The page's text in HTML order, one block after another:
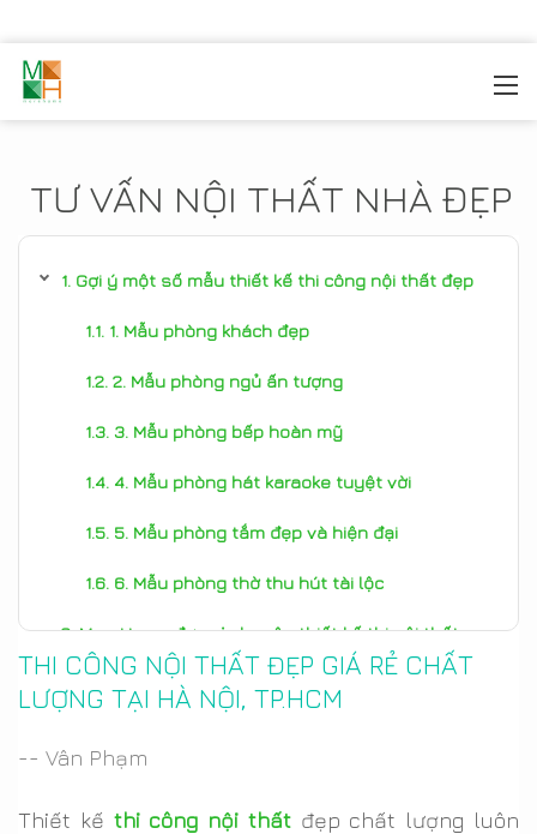
TƯ VẤN NỘI THẤT NHÀ ĐẸP
Gợi ý một số mẫu thiết kế thi công nội thất đẹp
1. Mẫu phòng khách đẹp
2. Mẫu phòng ngủ ấn tượng
3. Mẫu phòng bếp hoàn mỹ
4. Mẫu phòng hát karaoke tuyệt vời
5. Mẫu phòng tắm đẹp và hiện đại
6. Mẫu phòng thờ thu hút tài lộc
MoreHome đơn vị chuyên thiết kế thi nội thất uy
tín
THI CÔNG NỘI THẤT ĐẸP GIÁ RẺ CHẤT
LƯỢNG TẠI HÀ NỘI, TP.HCM
-- Vân Phạm
Thiết kế thi công nội thất đẹp chất lượng luôn